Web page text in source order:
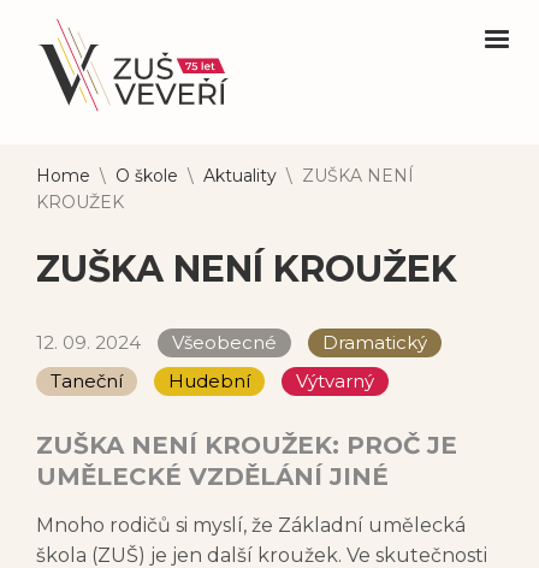
Home \ O škole \ Aktuality \ ZUŠKA NENÍ
KROUŽEK
ZUŠKA NENÍ KROUŽEK
12. 09. 2024 Všeobecné
Dramatický
Taneční
Hudební Výtvarný
ZUŠKA NENÍ KROUŽEK: PROČ JE
UMĚLECKÉ VZDĚLÁNÍ JINÉ
Mnoho rodičů si myslí, že Základní umělecká
škola (ZUŠ) je jen další kroužek. Ve skutečnosti